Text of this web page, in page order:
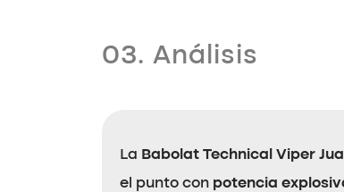
03. Análisis
La Babolat Technical Viper
el punto con potencia